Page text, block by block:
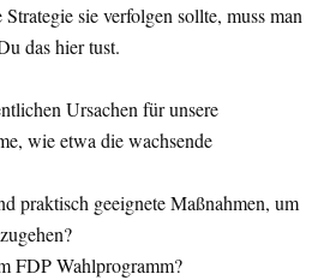
sie verfolgen sollte, muss man
das hier tust.
Ursachen für unsere
wie etwa die wachsende
praktisch geeignete Maßnahmen, um
FDP Wahlprogramm?